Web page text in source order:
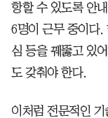
항할 수 있도록 안
6명이 근무 중이다.
심 등을 꿰뚫고 있
도 갖춰야 한다.
이처럼 전문적인